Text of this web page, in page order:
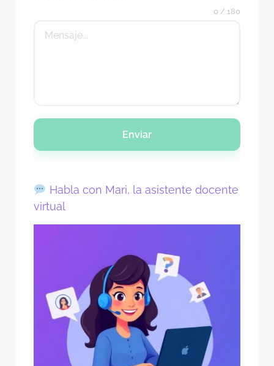
0 / 180
Enviar
Habla con Mari, la asistente docente
virtual